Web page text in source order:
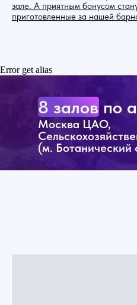
зале. А приятным бонусом
приготовленные за нашей
Error get alias
8 залов по
Москва ЦАО,
(м. Ботанический